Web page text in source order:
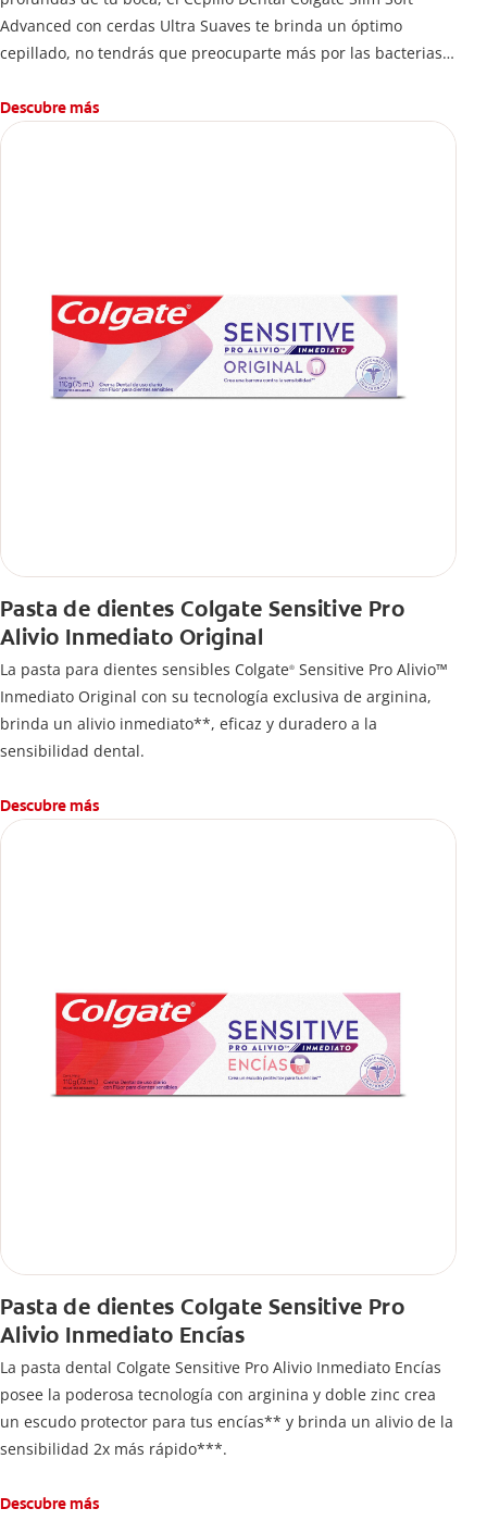
Advanced con cerdas Ultra Suaves te brinda un óptimo
cepillado, no tendrás que preocuparte más por las bacterias y
Descubre más
Pasta de dientes Colgate Sensitive Pro
Alivio Inmediato Original
La pasta para dientes sensibles Colgate® Sensitive Pro Alivio™
Inmediato Original con su tecnología exclusiva de arginina,
brinda un alivio inmediato**, eficaz y duradero a la
sensibilidad dental.
Descubre más
Pasta de dientes Colgate Sensitive Pro
Alivio Inmediato Encías
La pasta dental Colgate Sensitive Pro Alivio Inmediato Encías
posee la poderosa tecnología con arginina y doble zinc crea
un escudo protector para tus encías** y brinda un alivio de la
sensibilidad 2x más rápido***.
Descubre más